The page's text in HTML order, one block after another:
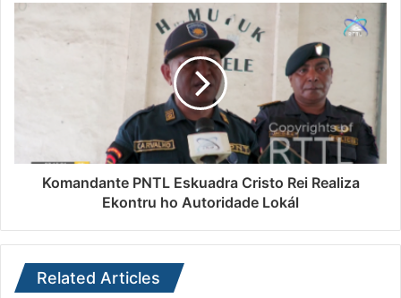
Komandante PNTL Eskuadra Cristo Rei Realiza
Ekontru ho Autoridade Lokál
Related Articles